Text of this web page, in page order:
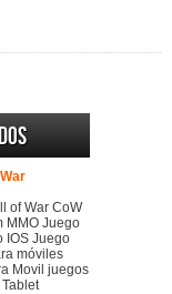
of War CoW
MMO Juego
IOS Juego
móviles
Movil juegos